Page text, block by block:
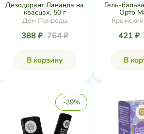
Дезодорант Лаванда на
квасцах, 50 г
Дом Природы
388 ₽ 764 ₽
В корзину
Гель-
Орто
421 ₽
В
-39%